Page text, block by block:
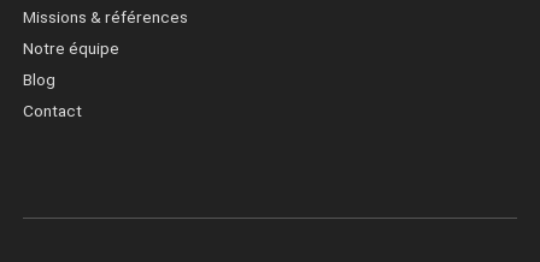
Missions & références
Notre équipe
Blog
Contact